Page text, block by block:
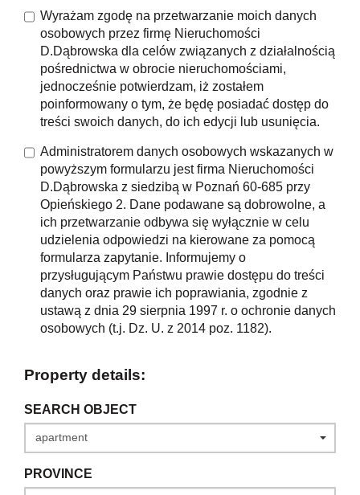
Wyrażam zgodę na przetwarzanie moich danych
osobowych przez firmę Nieruchomości
D.Dąbrowska dla celów związanych z działalnością
pośrednictwa w obrocie nieruchomościami,
jednocześnie potwierdzam, iż zostałem
poinformowany o tym, że będę posiadać dostęp do
treści swoich danych, do ich edycji lub usunięcia.
Administratorem danych osobowych wskazanych w
powyższym formularzu jest firma Nieruchomości
D.Dąbrowska z siedzibą w Poznań 60-685 przy
Opieńskiego 2. Dane podawane są dobrowolne, a
ich przetwarzanie odbywa się wyłącznie w celu
udzielenia odpowiedzi na kierowane za pomocą
formularza zapytanie. Informujemy o
przysługującym Państwu prawie dostępu do treści
danych oraz prawie ich poprawiania, zgodnie z
ustawą z dnia 29 sierpnia 1997 r. o ochronie danych
osobowych (t.j. Dz. U. z 2014 poz. 1182).
Property details:
SEARCH OBJECT
PROVINCE